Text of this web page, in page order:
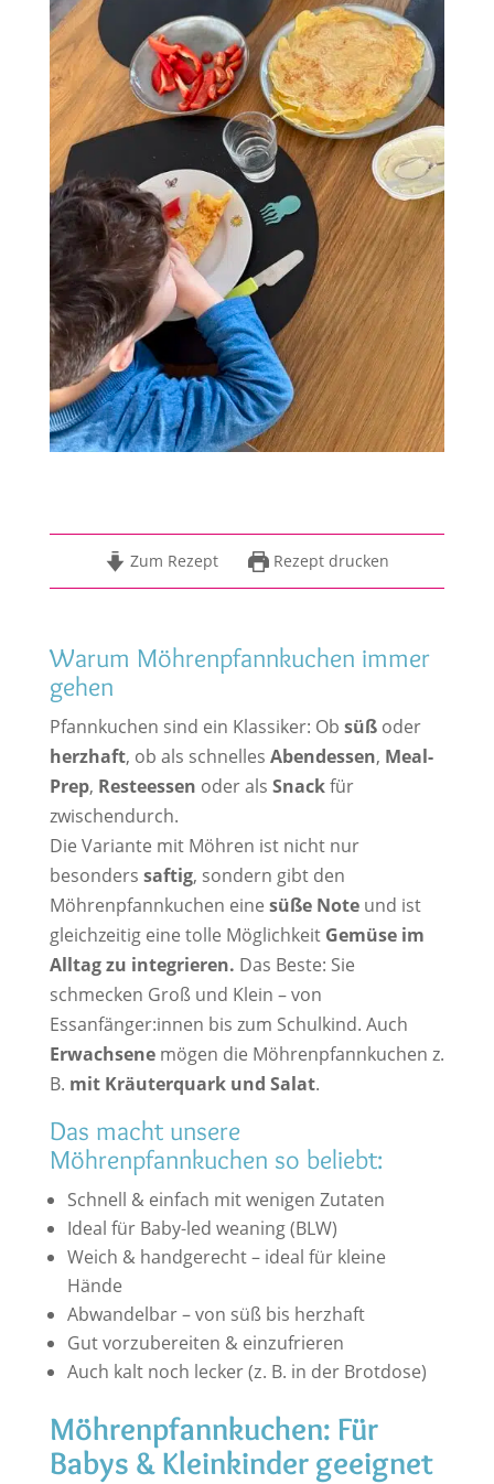
Zum Rezept Rezept drucken
Warum Möhrenpfannkuchen immer
gehen
Pfannkuchen sind ein Klassiker: Ob süßoder
herzhaft, ob als schnelles Abendessen, Meal-
Prep, Resteessen oder als Snackfür
zwischendurch.
Die Variante mit Möhren ist nicht nur
besonders saftig, sondern gibt den
Möhrenpfannkuchen eine süße Noteund ist
gleichzeitig eine tolle Möglichkeit Gemüse im
Alltag zu integrieren. Das Beste: Sie
schmecken Groß und Klein – von
Essanfänger:innen bis zum Schulkind. Auch
Erwachsenemögen die Möhrenpfannkuchen z.
B. mit Kräuterquark und Salat.
Das macht unsere
Möhrenpfannkuchen so beliebt:
Schnell & einfach mit wenigen Zutaten
Ideal für Baby-led weaning (BLW)
Weich & handgerecht – ideal für kleine
Hände
Abwandelbar – von süß bis herzhaft
Gut vorzubereiten & einzufrieren
Auch kalt noch lecker (z. B. in der Brotdose)
Möhrenpfannkuchen: Für
Babys & Kleinkinder geeignet